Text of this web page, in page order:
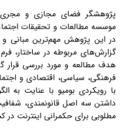
پژوهشگر فضای مجازی و
موسسه مطالعات و تحقیقات
در این پژوهش مهم‌ترین مبانی و
گزارش‌های مربوطه در ساختار،
هدف مطالعه و مورد بررسی قرار
فرهنگی، سیاسی، اقتصادی و
با رویکردی بومیو با عنایت به
داشتن سه اصل قانونمندی،
مطلوبی برای حکمرانی اینترنت در